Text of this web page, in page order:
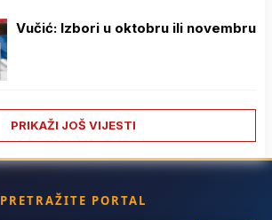
Vučić: Izbori u oktobru ili novembru
PRIKAŽI JOŠ VIJESTI
PRETRAŽITE PORTAL